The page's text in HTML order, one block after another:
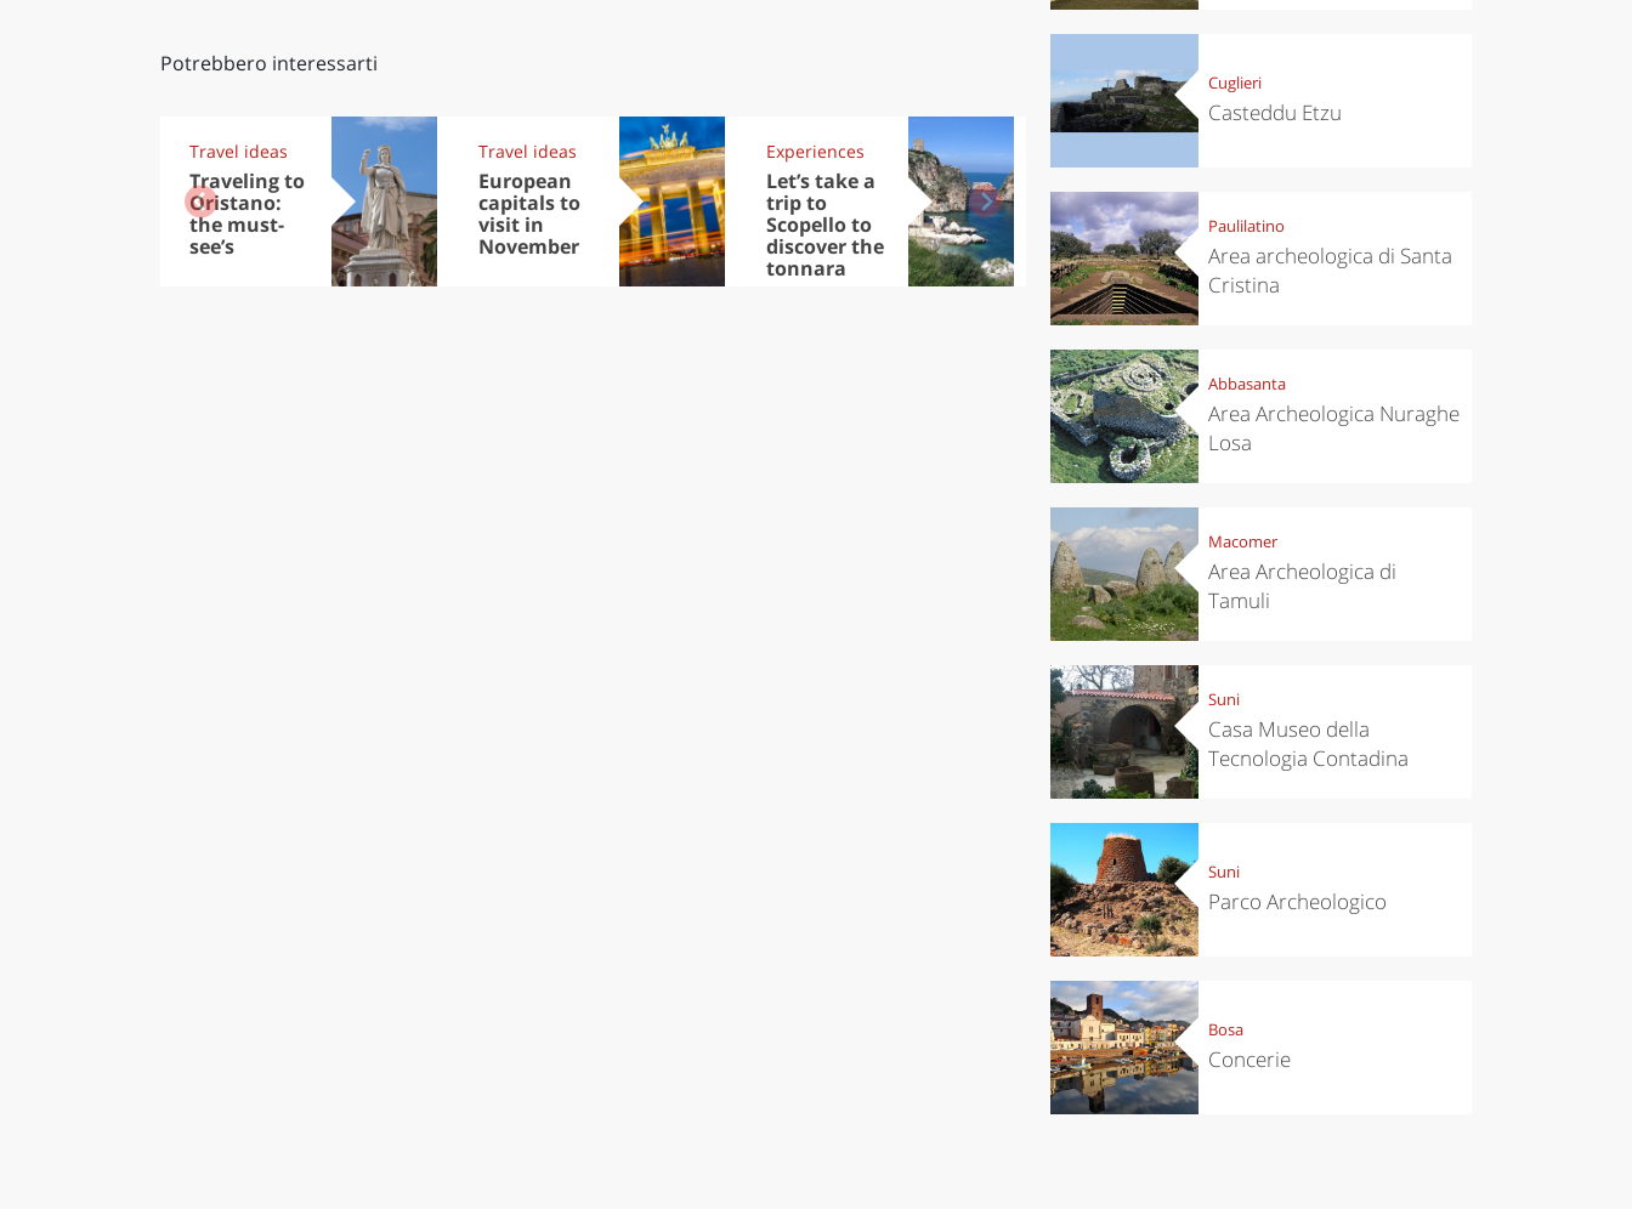
Potrebbero interessarti
Travel ideas
Traveling to
Oristano:
the must-
see’s
Travel ideas
European
capitals to
visit in
November
Experiences
Let’s take a
trip to
Scopello to
discover the
tonnara
Trentino:
DOC apples,
wines,
cheeses and
Ciuìga
Cuglieri
Casteddu Etzu
Paulilatino
Area archeologica di Santa
Cristina
Abbasanta
Area Archeologica Nuraghe
Losa
Macomer
Area Archeologica di
Tamuli
Suni
Casa Museo della
Tecnologia Contadina
Suni
Parco Archeologico
Bosa
Concerie